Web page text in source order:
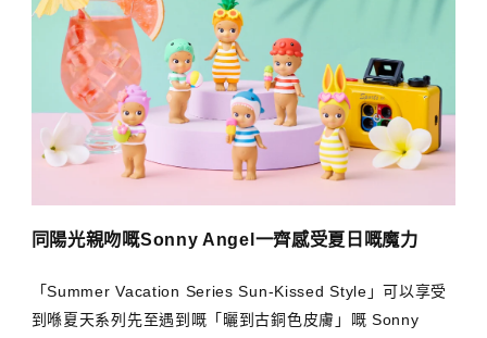
同陽光親吻嘅Sonny Angel一齊感受夏日嘅魔力
「Summer Vacation Series Sun-Kissed Style」可以享受
到喺夏天系列先至遇到嘅「曬到古銅色皮膚」嘅 Sonny